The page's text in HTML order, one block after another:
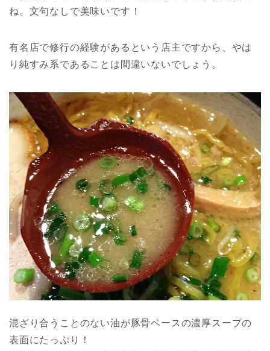
ね。文句なしで美味いです！
有名店で修行の経験があるという店主ですから、やは
り純すみ系であることは間違いないでしょう。
混ざり合うことのない油が豚骨ベースの濃厚スープの
表面にたっぷり！